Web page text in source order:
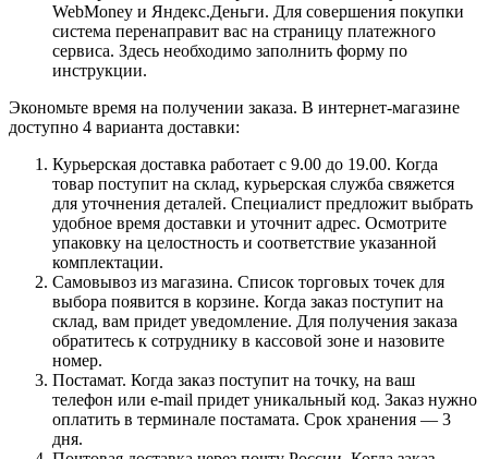
WebMoney и Яндекс.Деньги. Для совершения покупки
система перенаправит вас на страницу платежного
сервиса. Здесь необходимо заполнить форму по
инструкции.
Экономьте время на получении заказа. В интернет-магазине
доступно 4 варианта доставки:
Курьерская доставка работает с 9.00 до 19.00. Когда
товар поступит на склад, курьерская служба свяжется
для уточнения деталей. Специалист предложит выбрать
удобное время доставки и уточнит адрес. Осмотрите
упаковку на целостность и соответствие указанной
комплектации.
Самовывоз из магазина. Список торговых точек для
выбора появится в корзине. Когда заказ поступит на
склад, вам придет уведомление. Для получения заказа
обратитесь к сотруднику в кассовой зоне и назовите
номер.
Постамат. Когда заказ поступит на точку, на ваш
телефон или e-mail придет уникальный код. Заказ нужно
оплатить в терминале постамата. Срок хранения — 3
дня.